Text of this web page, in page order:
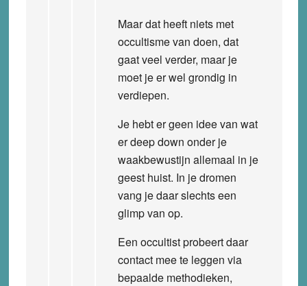
Maar dat heeft niets met
occultisme van doen, dat
gaat veel verder, maar je
moet je er wel grondig in
verdiepen.
Je hebt er geen idee van wat
er deep down onder je
waakbewustijn allemaal in je
geest huist. In je dromen
vang je daar slechts een
glimp van op.
Een occultist probeert daar
contact mee te leggen via
bepaalde methodieken,